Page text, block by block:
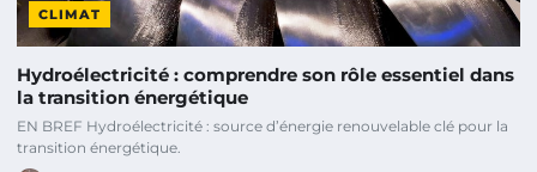
CLIMAT
Hydroélectricité : comprendre son rôle essentiel dans
la transition énergétique
EN BREF Hydroélectricité : source d’énergie renouvelable clé pour la
transition énergétique.